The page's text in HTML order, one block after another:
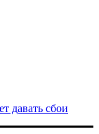
давать сбои